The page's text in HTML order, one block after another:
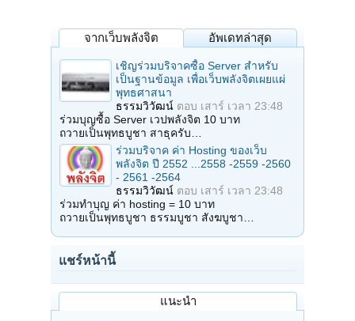
จากเว็บพลังจิต อัพเดทล่าสุด
เชิญร่วมบริจาคซื้อ Server สำหรับ
เป็นฐานข้อมูล เพื่อเว็บพลังจิตเผยแผ่
พุทธศาสนา
ธรรมวิวัฒน์ ตอบ เสาร์ เวลา 23:48
ร่วมบุญซื้อ Server เวปพลังจิต 10 บาท
ถวายเป็นพุทธบูชา สาธุครับ…
ร่วมบริจาค ค่า Hosting ของเว็บ
พลังจิต ปี 2552 ...2558 -2559 -2560
- 2561 -2564
ธรรมวิวัฒน์ ตอบ เสาร์ เวลา 23:48
ร่วมทำบุญ ค่า hosting = 10 บาท
ถวายเป็นพุทธบูชา ธรรมบูชา สังฆบูชา…
แชร์หน้านี้
แนะนำ